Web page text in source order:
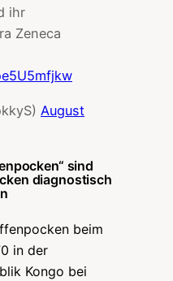
ihr
Zeneca
August
sind
diagnostisch
beim
in der
Kongo bei